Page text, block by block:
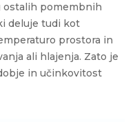
ostalih pomembnih
deluje tudi kot
prostora in
ali hlajenja. Zato je
in učinkovitost